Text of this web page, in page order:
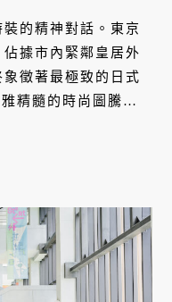
的精神對話。東京
據市內緊鄰皇居外
徵著最極致的日式
精髓的時尚圖騰。